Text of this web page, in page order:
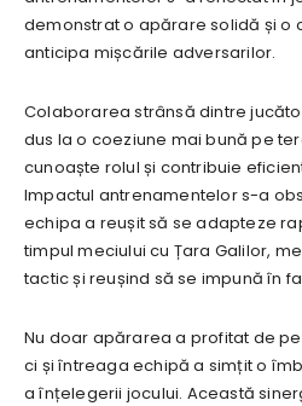
demonstrat o apărare solidă și o
anticipa mișcările adversarilor.
Colaborarea strânsă dintre
dus la o coeziune mai bună pe
cunoaște rolul și contribuie
Impactul antrenamentelor s-a
echipa a reușit să se adapteze
timpul meciului cu Țara Galilor,
tactic și reușind să se impună în
Nu doar apărarea a profitat de
ci și întreaga echipă a simțit o
a înțelegerii jocului. Această